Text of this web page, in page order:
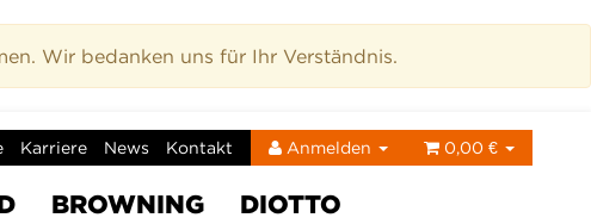
Wir bedanken uns für Ihr Verständnis.
Karriere News Kontakt Anmelden 0,00 €
BROWNING
DIOTTO